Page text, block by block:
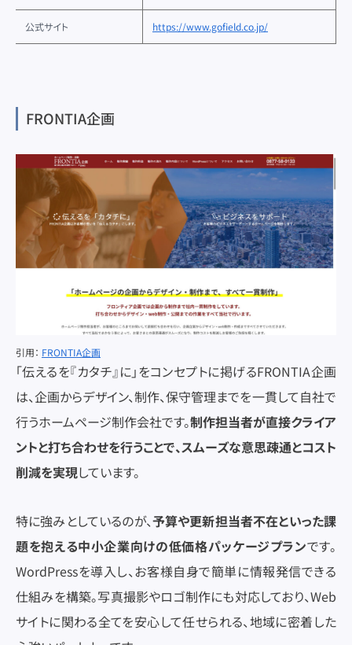
公式サイト https://www.gofield.co.jp/
FRONTIA企画
引用： FRONTIA企画
「伝えるを『カタチ』に」をコンセプトに掲げるFRONTIA企画
は、企画からデザイン、制作、保守管理までを一貫して自社で
行うホームページ制作会社です。制作担当者が直接クライア
ントと打ち合わせを行うことで、スムーズな意思疎通とコスト
削減を実現しています。
特に強みとしているのが、予算や更新担当者不在といった課
題を抱える中小企業向けの低価格パッケージプランです。
WordPressを導入し、お客様自身で簡単に情報発信できる
仕組みを構築。写真撮影やロゴ制作にも対応しており、Web
サイトに関わる全てを安心して任せられる、地域に密着した